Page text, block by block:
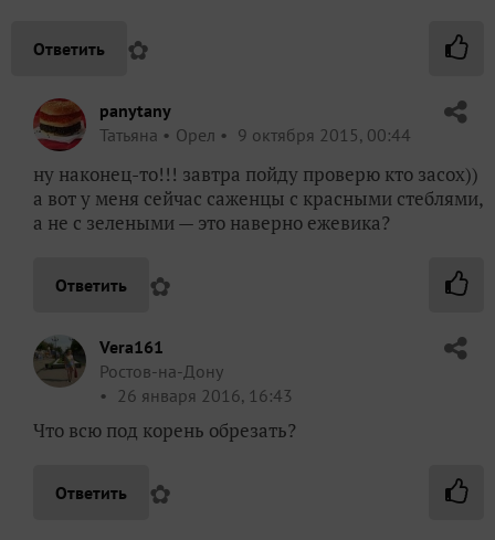
Ответить ✿
panytany
Татьяна
Орел 9 октября 2015, 00:44
ну наконец-то!!! завтра пойду проверю кто засох))
а вот у меня сейчас саженцы с красными стеблями,
а не с зелеными — это наверно ежевика?
Ответить ✿
Vera161
Ростов-на-Дону
26 января 2016, 16:43
Что всю под корень обрезать?
Ответить ✿